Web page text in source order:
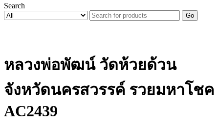
Search
Go
หลวงพ่อพัฒน์ วัดห้วยด้วน
จังหวัดนครสวรรค์ รวยมหาโชค
AC2439